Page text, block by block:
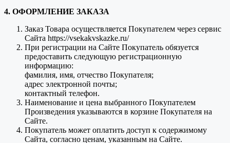
4. ОФОРМЛЕНИЕ ЗАКАЗА
Заказ Товара осуществляется Покупателем через сервис
Сайта https://vsekakvskazke.ru/
При регистрации на Сайте Покупатель обязуется
предоставить следующую регистрационную
информацию:
фамилия, имя, отчество Покупателя;
адрес электронной почты;
контактный телефон.
Наименование и цена выбранного Покупателем
Произведения указываются в корзине Покупателя на
Сайте.
Покупатель может оплатить доступ к содержимому
Сайта, согласно ценам, указанным на Сайте.